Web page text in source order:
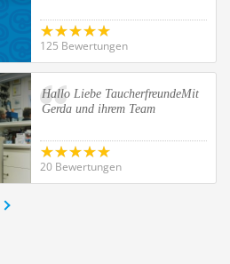
125 Bewertungen
Hallo Liebe TaucherfreundeMit
Gerda und ihrem Team
20 Bewertungen